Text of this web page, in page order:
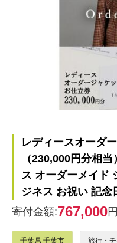
レディースオーダ
（230,000円分相
ス オーダーメイド
ジネス お祝い 記念
寄付金額:767,000円
千葉県 千葉市 旅行・